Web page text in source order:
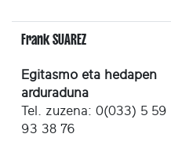
Frank SUAREZ
Egitasmo eta hedapen
arduraduna
Tel. zuzena: 0(033) 5 59
93 38 76